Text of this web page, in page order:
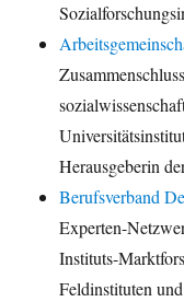
Herausgeberin
Berufsverband
Experten-
Instituts-
Feldinstituten